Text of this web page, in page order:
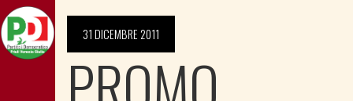
31 DICEMBRE 2011